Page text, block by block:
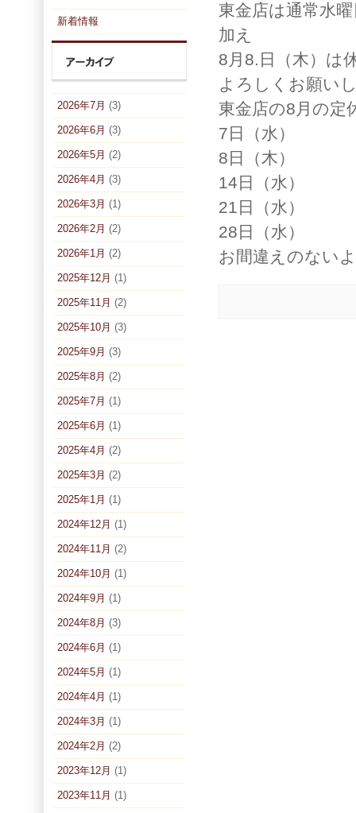
東金店は通常水
加え
8月8.日（木）は
よろしくお願い
東金店の8月の定
7日（水）
8日（木）
14日（水）
21日（水）
28日（水）
お間違えのない
新着情報
2026年7月 (3)
2026年6月 (3)
2026年5月 (2)
2026年4月 (3)
2026年3月 (1)
2026年2月 (2)
2026年1月 (2)
2025年12月 (1)
2025年11月 (2)
2025年10月 (3)
2025年9月 (3)
2025年8月 (2)
2025年7月 (1)
2025年6月 (1)
2025年4月 (2)
2025年3月 (2)
2025年1月 (1)
2024年12月 (1)
2024年11月 (2)
2024年10月 (1)
2024年9月 (1)
2024年8月 (3)
2024年6月 (1)
2024年5月 (1)
2024年4月 (1)
2024年3月 (1)
2024年2月 (2)
2023年12月 (1)
2023年11月 (1)